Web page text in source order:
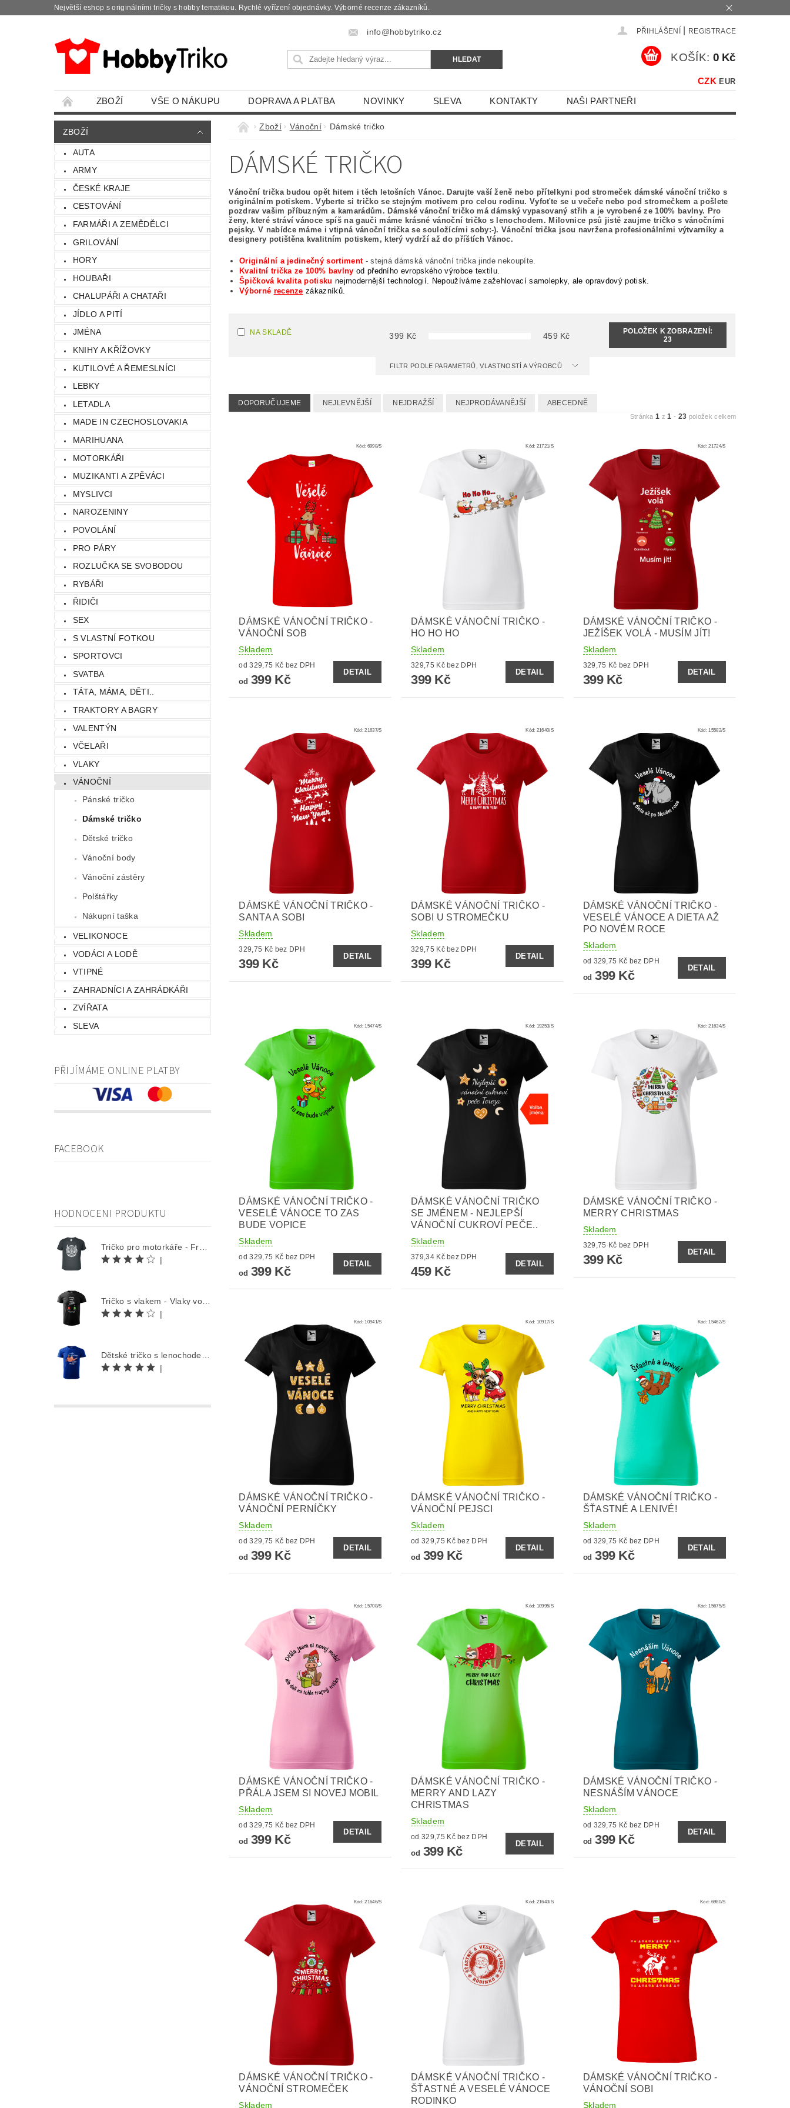
Největší eshop s originálními tričky s hobby tematikou. Rychlé vyřízení objednávky. Výborné recenze zákazníků.
info@hobbytriko.cz PŘIHLÁŠENÍ REGISTRACE
CZK EUR
KOŠÍK: 0 Kč
ZBOŽÍ VŠE O NÁKUPU DOPRAVA A PLATBA NOVINKY SLEVA KONTAKTY NAŠI PARTNEŘI
ZBOŽÍ
AUTA
ARMY
ČESKÉ KRAJE
CESTOVÁNÍ
FARMÁŘI A ZEMĚDĚLCI
GRILOVÁNÍ
HORY
HOUBAŘI
CHALUPÁŘI A CHATAŘI
JÍDLO A PITÍ
JMÉNA
KNIHY A KŘÍŽOVKY
KUTILOVÉ A ŘEMESLNÍCI
LEBKY
LETADLA
MADE IN CZECHOSLOVAKIA
MARIHUANA
MOTORKÁŘI
MUZIKANTI A ZPĚVÁCI
MYSLIVCI
NAROZENINY
POVOLÁNÍ
PRO PÁRY
ROZLUČKA SE SVOBODOU
RYBÁŘI
ŘIDIČI
SEX
S VLASTNÍ FOTKOU
SPORTOVCI
SVATBA
TÁTA, MÁMA, DĚTI..
TRAKTORY A BAGRY
VALENTÝN
VČELAŘI
VLAKY
VÁNOČNÍ
Pánské tričko
Dámské tričko
Dětské tričko
Vánoční body
Vánoční zástěry
Polštářky
Nákupní taška
VELIKONOCE
VODÁCI A LODĚ
VTIPNÉ
ZAHRADNÍCI A ZAHRÁDKÁŘI
ZVÍŘATA
SLEVA
PŘIJÍMÁME ONLINE PLATBY
FACEBOOK
HODNOCENI PRODUKTU
|
|
|
Zboží Vánoční Dámské tričko
DÁMSKÉ TRIČKO
Vánoční trička budou opět hitem i těch letošních Vánoc. Darujte vaší ženě nebo přítelkyni pod stromeček dámské vánoční tričko s
originálním potiskem. Vyberte si tričko se stejným motivem pro celou rodinu. Vyfoťte se u večeře nebo pod stromečkem a pošlete
pozdrav vašim příbuzným a kamarádům. Dámské vánoční tričko má dámský vypasovaný střih a je vyrobené ze 100% bavlny. Pro
ženy, které stráví vánoce spíš na gauči máme krásné vánoční tričko s lenochodem. Milovnice psů jistě zaujme tričko s vánočními
pejsky. V nabídce máme i vtipná vánoční trička se souložícími soby:-). Vánoční trička jsou navržena profesionálními výtvarníky a
designery potištěna kvalitním potiskem, který vydrží až do příštích Vánoc.
Originální a jedinečný sortiment - stejná dámská vánoční trička jinde nekoupíte.
Kvalitní trička ze 100% bavlny od předního evropského výrobce textilu.
Špičková kvalita potisku nejmodernější technologií. Nepoužíváme zažehlovací samolepky, ale opravdový potisk.
Výborné recenze zákazníků.
NA SKLADĚ 399 Kč 459 Kč
POLOŽEK K ZOBRAZENÍ:
23
FILTR PODLE PARAMETRŮ, VLASTNOSTÍ A VÝROBCŮ
DOPORUČUJEME NEJLEVNĚJŠÍ NEJDRAŽŠÍ NEJPRODÁVANĚJŠÍ ABECEDNĚ
Stránka1 z1 - 23 položek celkem
Kód: 6998/S
DÁMSKÉ VÁNOČNÍ TRIČKO -
VÁNOČNÍ SOB
Skladem
od 329,75 Kč bez DPH
od 399 Kč
DETAIL
Kód: 21721/S
DÁMSKÉ VÁNOČNÍ TRIČKO -
HO HO HO
Skladem
329,75 Kč bez DPH
399 Kč
DETAIL
Kód:21724/S
DÁMSKÉ VÁNOČNÍ TRIČKO -
JEŽÍŠEK VOLÁ - MUSÍM JÍT!
Skladem
329,75 Kč bez DPH
399 Kč
DETAIL
Kód:21637/S
DÁMSKÉ VÁNOČNÍ TRIČKO -
SANTA A SOBI
Skladem
329,75 Kč bez DPH
399 Kč
DETAIL
Kód: 21640/S
DÁMSKÉ VÁNOČNÍ TRIČKO -
SOBI U STROMEČKU
Skladem
329,75 Kč bez DPH
399 Kč
DETAIL
Kód:15582/S
DÁMSKÉ VÁNOČNÍ TRIČKO -
VESELÉ VÁNOCE A DIETA AŽ
PO NOVÉM ROCE
Skladem
od 329,75 Kč bez DPH
od 399 Kč
DETAIL
Kód:15474/S
DÁMSKÉ VÁNOČNÍ TRIČKO -
VESELÉ VÁNOCE TO ZAS
BUDE VOPICE
Skladem
od 329,75 Kč bez DPH
od 399 Kč
DETAIL
Kód: 19253/S
DÁMSKÉ VÁNOČNÍ TRIČKO
SE JMÉNEM - NEJLEPŠÍ
VÁNOČNÍ CUKROVÍ PEČE..
Skladem
379,34 Kč bez DPH
459 Kč
DETAIL
Kód:21634/S
DÁMSKÉ VÁNOČNÍ TRIČKO -
MERRY CHRISTMAS
Skladem
329,75 Kč bez DPH
399 Kč
DETAIL
Kód:10941/S
DÁMSKÉ VÁNOČNÍ TRIČKO -
VÁNOČNÍ PERNÍČKY
Skladem
od 329,75 Kč bez DPH
od 399 Kč
DETAIL
Kód: 10917/S
DÁMSKÉ VÁNOČNÍ TRIČKO -
VÁNOČNÍ PEJSCI
Skladem
od 329,75 Kč bez DPH
od 399 Kč
DETAIL
Kód:15462/S
DÁMSKÉ VÁNOČNÍ TRIČKO -
ŠŤASTNÉ A LENIVÉ!
Skladem
od 329,75 Kč bez DPH
od 399 Kč
DETAIL
Kód:15708/S
DÁMSKÉ VÁNOČNÍ TRIČKO -
PŘÁLA JSEM SI NOVEJ MOBIL
Skladem
od 329,75 Kč bez DPH
od 399 Kč
DETAIL
Kód: 10995/S
DÁMSKÉ VÁNOČNÍ TRIČKO -
MERRY AND LAZY
CHRISTMAS
Skladem
od 329,75 Kč bez DPH
od 399 Kč
DETAIL
Kód:15675/S
DÁMSKÉ VÁNOČNÍ TRIČKO -
NESNÁŠÍM VÁNOCE
Skladem
od 329,75 Kč bez DPH
od 399 Kč
DETAIL
Kód:21646/S
DÁMSKÉ VÁNOČNÍ TRIČKO -
VÁNOČNÍ STROMEČEK
Skladem
Kód: 21643/S
DÁMSKÉ VÁNOČNÍ TRIČKO -
ŠŤASTNÉ A VESELÉ VÁNOCE
RODINKO
Kód: 6980/S
DÁMSKÉ VÁNOČNÍ TRIČKO -
VÁNOČNÍ SOBI
Skladem